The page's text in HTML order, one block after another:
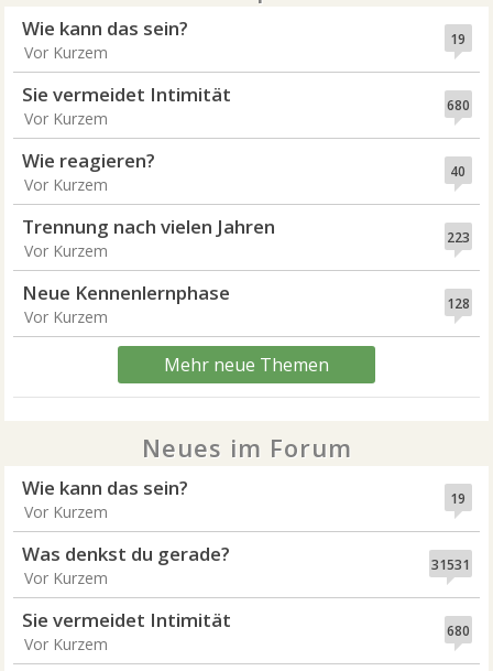
19
Wie kann das sein?
Vor Kurzem
680
Sie vermeidet Intimität
Vor Kurzem
40
Wie reagieren?
Vor Kurzem
223
Trennung nach vielen Jahren
Vor Kurzem
128
Neue Kennenlernphase
Vor Kurzem
Mehr neue Themen
Neues im Forum
19
Wie kann das sein?
Vor Kurzem
31531
Was denkst du gerade?
Vor Kurzem
680
Sie vermeidet Intimität
Vor Kurzem